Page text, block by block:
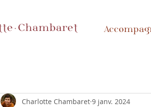
Charlotte Chambaret 9 janv. 2024